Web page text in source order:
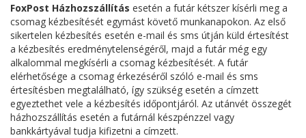
FoxPost Házhozszállítás esetén a futár kétszer kísérli meg a
csomag kézbesítését egymást követő munkanapokon. Az első
sikertelen kézbesítés esetén e-mail és sms útján küld értesítést
a kézbesítés eredménytelenségéről, majd a futár még egy
alkalommal megkísérli a csomag kézbesítését. A futár
elérhetősége a csomag érkezéséről szóló e-mail és sms
értesítésben megtalálható, így szükség esetén a címzett
egyeztethet vele a kézbesítés időpontjáról. Az utánvét összegét
házhozszállítás esetén a futárnál készpénzzel vagy
bankkártyával tudja kifizetni a címzett.